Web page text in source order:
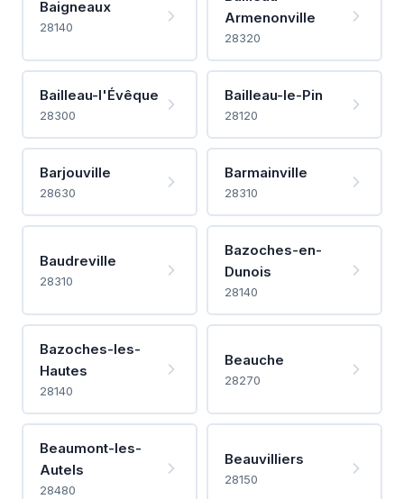
Baigneaux
28140
Armenonville
28320
Bailleau-l'Évêque
28300
Bailleau-le-Pin
28120
Barjouville
28630
Barmainville
28310
Baudreville
28310
Bazoches-en-
Dunois
28140
Bazoches-les-
Hautes
28140
Beauche
28270
Beaumont-les-
Autels
28480
Beauvilliers
28150